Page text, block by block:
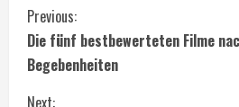
C
o
n
Previous:
Die fünf bestbewerteten Filme
Begebenheiten
Next: